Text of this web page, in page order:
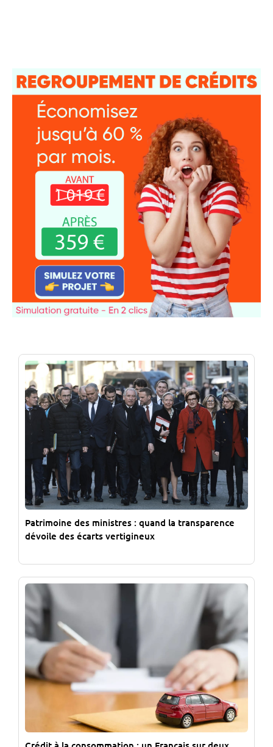
Patrimoine des ministres : quand la transparence
dévoile des écarts vertigineux